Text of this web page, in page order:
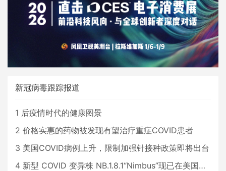
新冠病毒跟踪报道
1 后疫情时代的健康图景
2 价格实惠的药物被发现有望治疗重症COVID患者
3 美国COVID病例上升，限制加强针接种政策即将出台
4 新型 COVID 变异株 NB.1.8.1“Nimbus”现已在美国占据主导地位